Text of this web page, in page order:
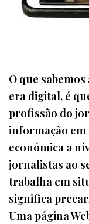
O que
era digital, é
profissão do
informação em
económica a
jornalistas ao
trabalha em
significa
Uma página